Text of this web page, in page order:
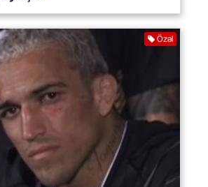
Özəl